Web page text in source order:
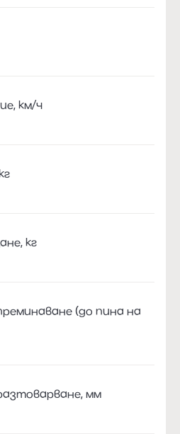
км/ч
кг
(до пина на
мм